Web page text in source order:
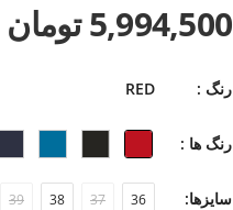
5,994,500 تومان
رنگ : RED
رنگ ها :
سایزها: 36
37
38
39